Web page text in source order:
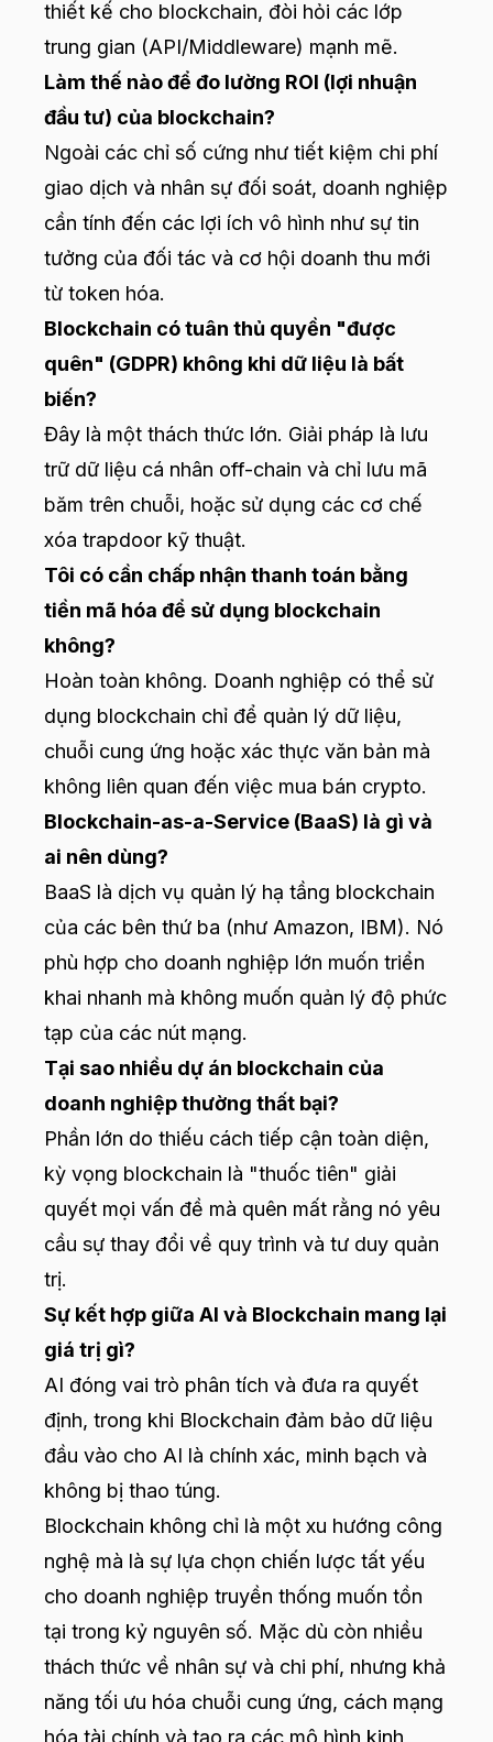
thiết kế cho blockchain, đòi hỏi các lớp
trung gian (API/Middleware) mạnh mẽ.
Làm thế nào để đo lường ROI (lợi nhuận
đầu tư) của blockchain?
Ngoài các chỉ số cứng như tiết kiệm chi phí
giao dịch và nhân sự đối soát, doanh nghiệp
cần tính đến các lợi ích vô hình như sự tin
tưởng của đối tác và cơ hội doanh thu mới
từ token hóa.
Blockchain có tuân thủ quyền "được
quên" (GDPR) không khi dữ liệu là bất
biến?
Đây là một thách thức lớn. Giải pháp là lưu
trữ dữ liệu cá nhân off-chain và chỉ lưu mã
băm trên chuỗi, hoặc sử dụng các cơ chế
xóa trapdoor kỹ thuật.
Tôi có cần chấp nhận thanh toán bằng
tiền mã hóa để sử dụng blockchain
không?
Hoàn toàn không. Doanh nghiệp có thể sử
dụng blockchain chỉ để quản lý dữ liệu,
chuỗi cung ứng hoặc xác thực văn bản mà
không liên quan đến việc mua bán crypto.
Blockchain-as-a-Service (BaaS) là gì và
ai nên dùng?
BaaS là dịch vụ quản lý hạ tầng blockchain
của các bên thứ ba (như Amazon, IBM). Nó
phù hợp cho doanh nghiệp lớn muốn triển
khai nhanh mà không muốn quản lý độ phức
tạp của các nút mạng.
Tại sao nhiều dự án blockchain của
doanh nghiệp thường thất bại?
Phần lớn do thiếu cách tiếp cận toàn diện,
kỳ vọng blockchain là "thuốc tiên" giải
quyết mọi vấn đề mà quên mất rằng nó yêu
cầu sự thay đổi về quy trình và tư duy quản
trị.
Sự kết hợp giữa AI và Blockchain mang lại
giá trị gì?
AI đóng vai trò phân tích và đưa ra quyết
định, trong khi Blockchain đảm bảo dữ liệu
đầu vào cho AI là chính xác, minh bạch và
không bị thao túng.
Blockchain không chỉ là một xu hướng công
nghệ mà là sự lựa chọn chiến lược tất yếu
cho doanh nghiệp truyền thống muốn tồn
tại trong kỷ nguyên số. Mặc dù còn nhiều
thách thức về nhân sự và chi phí, nhưng khả
năng tối ưu hóa chuỗi cung ứng, cách mạng
hóa tài chính và tạo ra các mô hình kinh